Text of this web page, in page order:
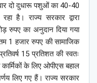
दो दुधारू पशुओं का 40-40
है। राज्य सरकार द्वारा
रुपए का अनुदान दिया गया
1 हजार रुपए की सामाजिक
15 प्रतिशत की स्वतः
कार्मिकों के लिए ओपीएस बहाल
लिए गए हैं। राज्य सरकार